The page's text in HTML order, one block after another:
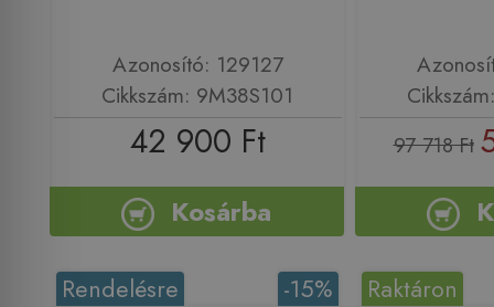
Azonosító: 129127
Cikkszám: 9M38S101
42 900 Ft
Kosárba
97 718 Ft
-15%
Rendelésre Raktáron